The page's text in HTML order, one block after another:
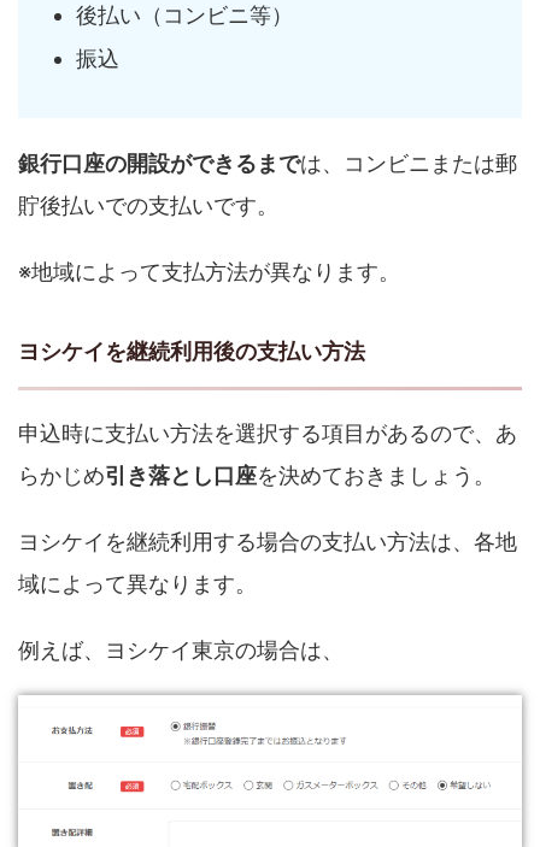
後払い（コンビニ等）
振込
銀行口座の開設ができるまでは、コンビニまたは郵
貯後払いでの支払いです。
※地域によって支払方法が異なります。
ヨシケイを継続利用後の支払い方法
申込時に支払い方法を選択する項目があるので、あ
らかじめ引き落とし口座を決めておきましょう。
ヨシケイを継続利用する場合の支払い方法は、各地
域によって異なります。
例えば、ヨシケイ東京の場合は、